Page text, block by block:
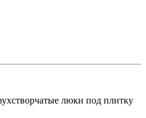
люки под плитку